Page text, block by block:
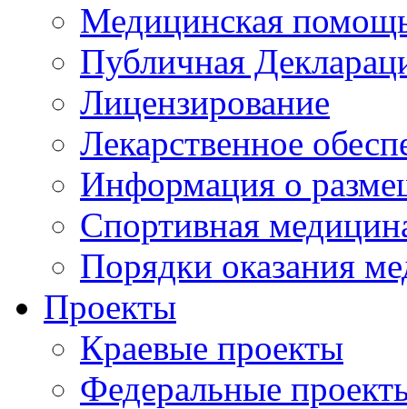
Медицинская
Публичная
Лицензирование
Лекарственное
Информация о
Спортивная
Порядки оказания
Проекты
Краевые проекты
Федеральные